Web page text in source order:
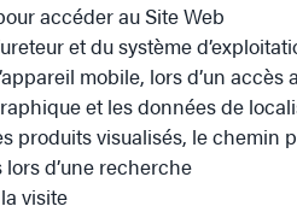
accéder au Site Web
et du système
mobile, lors d’un
et les données de
produits visualisés, le chemin
d’une recherche
visite